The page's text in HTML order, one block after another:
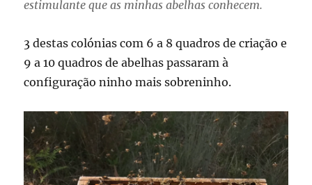
estimulante que as minhas abelhas conhecem.
3 destas colónias com 6 a 8 quadros de criação e
9 a 10 quadros de abelhas passaram à
configuração ninho mais sobreninho.